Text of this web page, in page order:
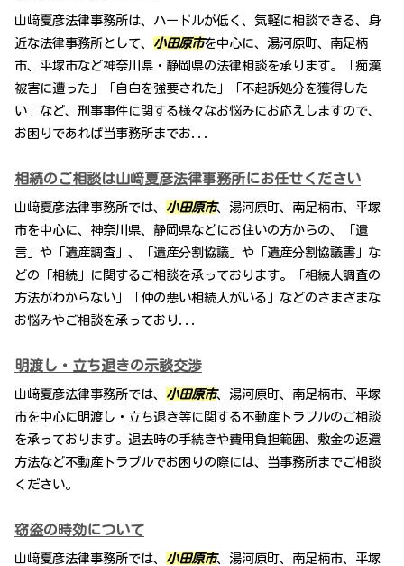
山﨑夏彦法律事務所は、ハードルが低く、気軽に相談できる、身
近な法律事務所として、 小田原市を中心に、湯河原町、南足柄
市、平塚市など神奈川県・静岡県の法律相談を承ります。「痴漢
被害に遭った」「自白を強要された」「不起訴処分を獲得した
い」など、刑事事件に関する様々なお悩みにお応えしますので、
お困りであれば当事務所までお...
相続のご相談は山﨑夏彦法律事務所にお任せください
山﨑夏彦法律事務所では、 小田原市、湯河原町、南足柄市、平塚
市を中心に、神奈川県、静岡県などにお住いの方からの、「遺
言」や「遺産調査」、「遺産分割協議」や「遺産分割協議書」な
どの「相続」に関するご相談を承っております。「相続人調査の
方法がわからない」「仲の悪い相続人がいる」などのさまざまな
お悩みやご相談を承っており...
明渡し・立ち退きの示談交渉
山﨑夏彦法律事務所では、 小田原市、湯河原町、南足柄市、平塚
市を中心に明渡し・立ち退き等に関する不動産トラブルのご相談
を承っております。退去時の手続きや費用負担範囲、敷金の返還
方法など不動産トラブルでお困りの際には、当事務所までご相談
ください。
窃盗の時効について
山﨑夏彦法律事務所では、 小田原市、湯河原町、南足柄市、平塚